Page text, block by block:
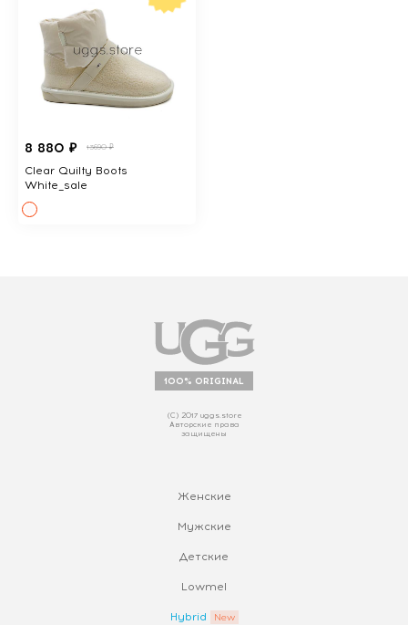
8 880 ₽ 13690 ₽
Clear Quilty Boots
White_sale
100% ORIGINAL
(С) 2017 uggs.store
Авторские права
защищены
Женские
Мужские
Детские
Lowmel
Hybrid